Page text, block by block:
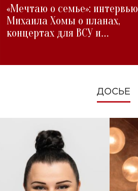
«Мечтаю о семье»: интервью
Михаила Хомы о планах,
концертах для ВСУ и
ДОСЬЕ